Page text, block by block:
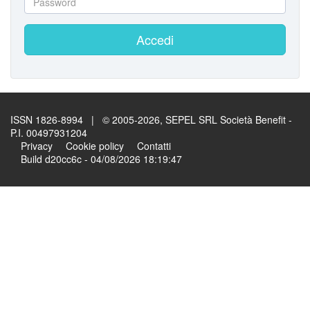
Accedi
ISSN 1826-8994 | © 2005-2026, SEPEL SRL Società Benefit -
P.I. 00497931204
Privacy
Cookie policy
Contatti
Build d20cc6c - 04/08/2026 18:19:47